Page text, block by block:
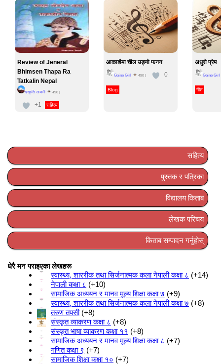
Review of Jeneral
Bhimsen Thapa Ra
Tatkalin Nepal
प्रकृति सायामी 490|
+1 सहित्य
आकाशैमा चील उड्यो फनन
Gaine Girl 490| 0
Blog
अधुरो प्रेम
Gaine Girl
गीत
सहित्य
पुस्तक र पत्रिका
विद्यालय किताब
लेखक परिचय
किताब सम्पादन गर्नुहोस्
धेरै मन पराइएका लेखहरू
स्वास्थ्य, शाररीक तथा सिर्जनात्मक कला नेपाली कक्षा ८
+14
नेपाली कक्षा ८
+10
सामाजिक अध्ययन र मानव मूल्य शिक्षा कक्षा ७ +9
स्वास्थ्य, शाररीक तथा सिर्जनात्मक कला नेपाली कक्षा ७ +8
तरुण तपसी +8
संस्कृत व्याकरण कक्षा ८
+8
संस्कृत भाषा व्याकरण कक्षा ११
+8
सामाजिक अध्ययन र मानव मूल्य शिक्षा कक्षा ८
+7
गणित कक्षा ९
+7
सामाजिक शिक्षा कक्षा १० +7